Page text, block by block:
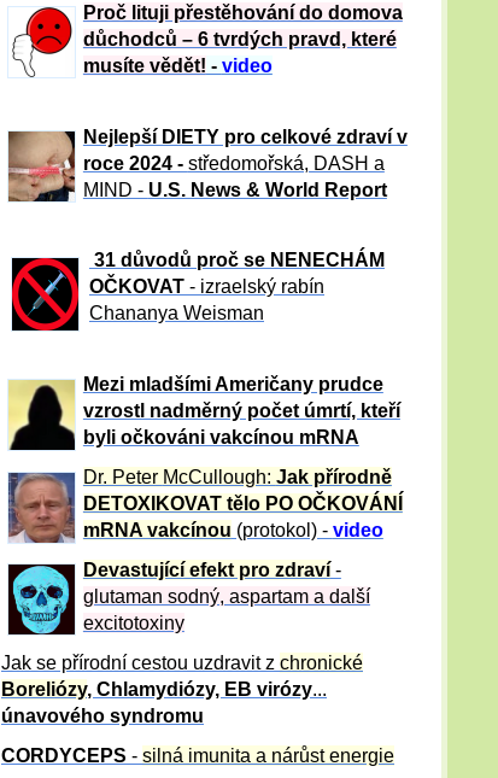
Proč lituji přestěhování do domova
důchodců – 6 tvrdých pravd, které
musíte vědět! - video
Nejlepší DIETY pro celkové zdraví v
roce 2024 - středomořská, DASH a
MIND - U.S. News & World Report
31 důvod ů proč se NENECHÁM
OČKOVAT - izraelský rabín
Chananya Weisman
Mezi mladšími Američany prudce
vzrostl nadměrný počet úmrtí, kteří
byli očkováni vakcínou mRNA
Dr. Peter McCullough: Jak přírodně
DETOXIKOVAT tělo PO OČKOVÁNÍ
mRNA vakcínou (protokol) - video
Devastující efekt pro zdraví-
glutaman sodný, aspartam a další
excitotoxiny
Jak se přírodní cestou uzdravit z chronické
Boreliózy, Chlamydiózy, EB virózy...
únavového syndromu
CORDYCEPS - silná imunita a nárůst energie